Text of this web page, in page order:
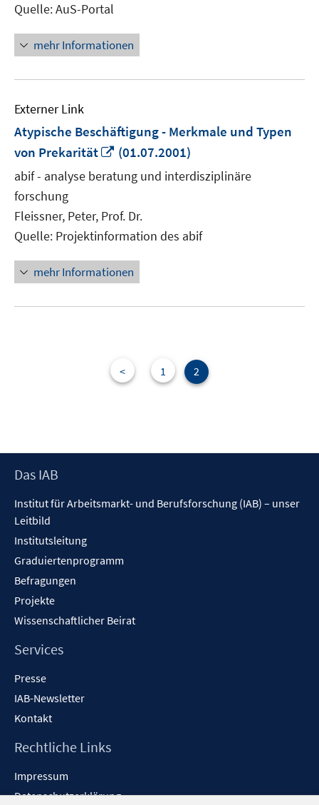
Quelle: AuS-Portal
mehr Informationen
Externer Link
Atypische Beschäftigung - Merkmale und Typen
von Prekarität
In
Fenster
(01.07.2001)
abif - analyse beratung und interdisziplinäre
forschung
Fleissner, Peter, Prof. Dr.
Quelle: Projektinformation des abif
mehr Informationen
< 1 2
Footer
Das IAB
Institut für Arbeitsmarkt- und Berufsforschung (IAB) – unser
Leitbild
Institutsleitung
Graduiertenprogramm
Befragungen
Projekte
Wissenschaftlicher Beirat
Services
Presse
IAB-Newsletter
Kontakt
Rechtliche Links
Impressum
Datenschutzerklärung